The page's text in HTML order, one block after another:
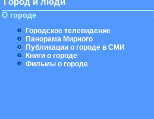
О городе
Городское телевидение
Панорама Мирного
Публикации о городе в СМИ
Книги о городе
Фильмы о городе